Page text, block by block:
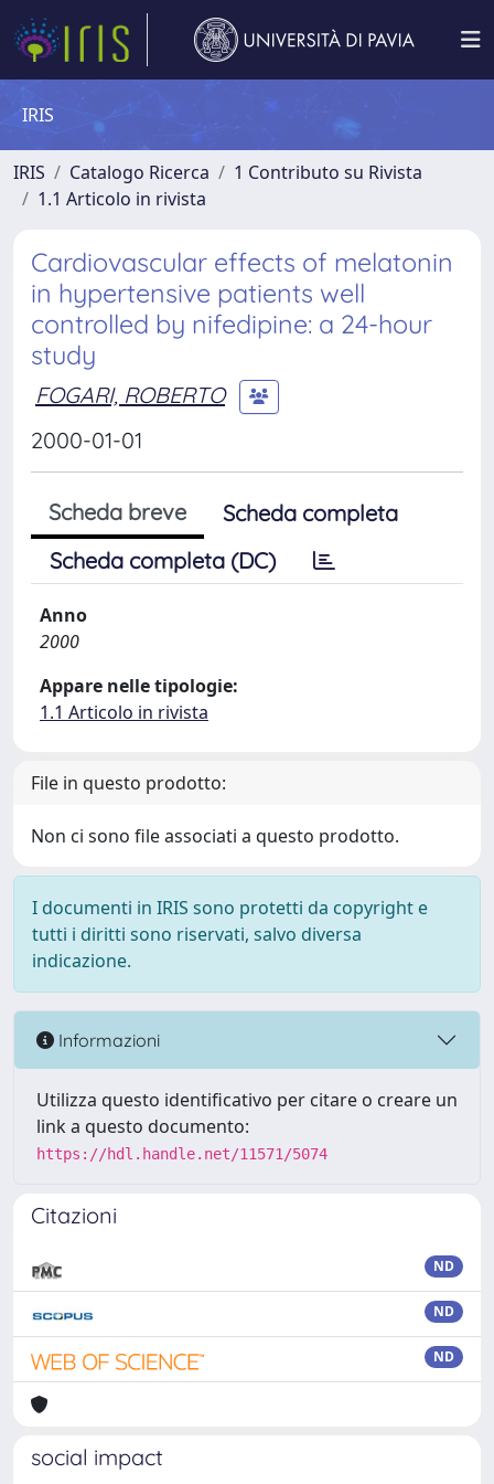
IRIS
IRIS Catalogo Ricerca
1 Contributo su Rivista
1.1 Articolo in rivista
Cardiovascular effects of melatonin
in hypertensive patients well
controlled by nifedipine: a 24-hour
study
FOGARI, ROBERTO
2000-01-01
Scheda breve
Scheda completa
Scheda completa (DC)
Anno
2000
Appare nelle tipologie:
1.1 Articolo in rivista
File in questo prodotto:
Non ci sono file associati a questo prodotto.
I documenti in IRIS sono protetti da copyright e
tutti i diritti sono riservati, salvo diversa
indicazione.
Informazioni
Utilizza questo identificativo per citare o creare un
link a questo documento:
https://hdl.handle.net/11571/5074
Citazioni
ND
ND
ND
social impact